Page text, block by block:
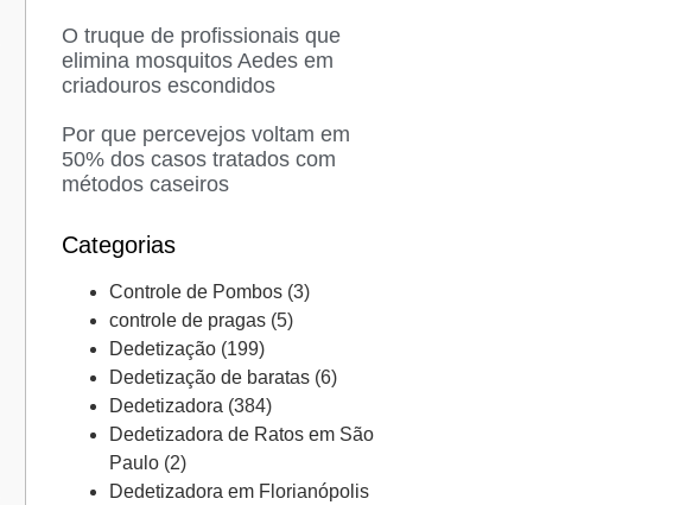
O truque de profissionais que
elimina mosquitos Aedes em
criadouros escondidos
Por que percevejos voltam em
50% dos casos tratados com
métodos caseiros
Categorias
Controle de Pombos (3)
controle de pragas (5)
Dedetização (199)
Dedetização de baratas (6)
Dedetizadora (384)
Dedetizadora de Ratos em São
Paulo (2)
Dedetizadora em Florianópolis